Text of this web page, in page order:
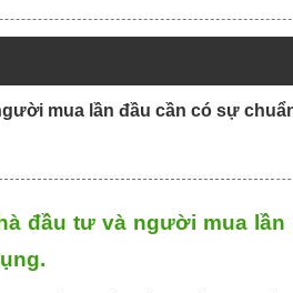
mua lần đầu cần có sự
đầu tư và người mua lần